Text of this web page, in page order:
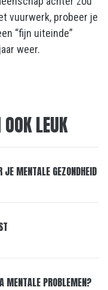
vuurwerk, probeer je
“fijn uiteinde”
weer.
LEUK
MENTALE GEZONDHEID
MENTALE PROBLEMEN?